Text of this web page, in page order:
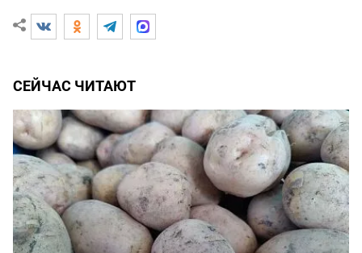
СЕЙЧАС ЧИТАЮТ